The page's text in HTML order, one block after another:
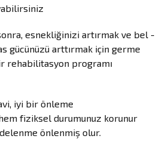
esnekliğinizi artırmak ve bel -
gücünüzü arttırmak için germe
rehabilitasyon programı
iyi bir önleme
fiziksel durumunuz korunur
önlenmiş olur.